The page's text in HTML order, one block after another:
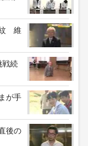
紋 維
戦続
が手
後の